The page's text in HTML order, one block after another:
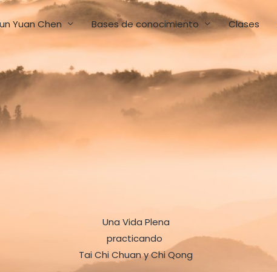
Yuan Chen Bases de conocimiento Clases
Una Vida Plena
practicando
Tai Chi Chuan y Chi Qong